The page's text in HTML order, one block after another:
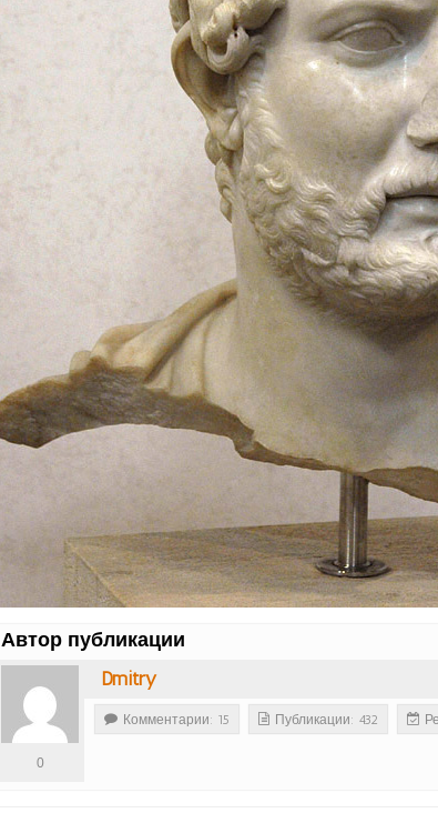
Автор публикации
Dmitry
0
Комментарии: 15 Публикации: 432